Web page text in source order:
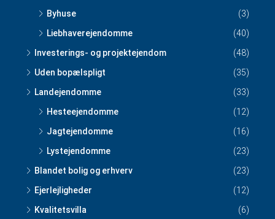
Byhuse
(3)
Liebhaverejendomme
(40)
Investerings- og projektejendom
(48)
Uden bopælspligt
(35)
Landejendomme
(33)
Hesteejendomme
(12)
Jagtejendomme
(16)
Lystejendomme
(23)
Blandet bolig og erhverv
(23)
Ejerlejligheder
(12)
Kvalitetsvilla
(6)